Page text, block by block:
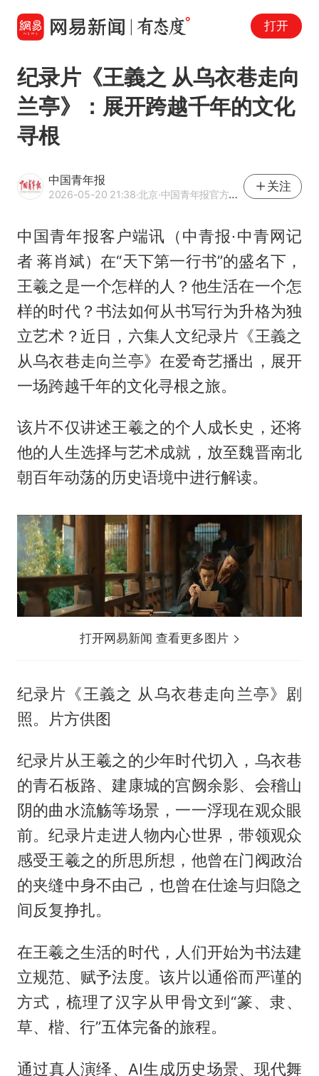
打开
纪录片《王義之 从乌衣巷走向
兰亭》：展开跨越千年的文化
寻根
中国青年报
2026-05-20 21:38·北京·中国青年报官方网易号
关注
中国青年报客户端讯（中青报·中青网记
者 蒋肖斌）在“天下第一行书”的盛名下，
王羲之是一个怎样的人？他生活在一个怎
样的时代？书法如何从书写行为升格为独
立艺术？近日，六集人文纪录片《王義之
从乌衣巷走向兰亭》在爱奇艺播出，展开
一场跨越千年的文化寻根之旅。
该片不仅讲述王羲之的个人成长史，还将
他的人生选择与艺术成就，放至魏晋南北
朝百年动荡的历史语境中进行解读。
打开网易新闻 查看更多图片
纪录片《王義之 从乌衣巷走向兰亭》剧
照。片方供图
纪录片从王羲之的少年时代切入，乌衣巷
的青石板路、建康城的宫阙余影、会稽山
阴的曲水流觞等场景，一一浮现在观众眼
前。纪录片走进人物内心世界，带领观众
感受王羲之的所思所想，他曾在门阀政治
的夹缝中身不由己，也曾在仕途与归隐之
间反复挣扎。
在王羲之生活的时代，人们开始为书法建
立规范、赋予法度。该片以通俗而严谨的
方式，梳理了汉字从甲骨文到“篆、隶、
草、楷、行”五体完备的旅程。
通过真人演绎、AI生成历史场景、现代舞